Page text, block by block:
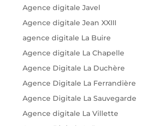
Agence digitale Javel
Agence digitale Jean XXIII
agence digitale La Buire
Agence digitale La Chapelle
Agence Digitale La Duchère
Agence Digitale La Ferrandière
Agence Digitale La Sauvegarde
Agence digitale La Villette